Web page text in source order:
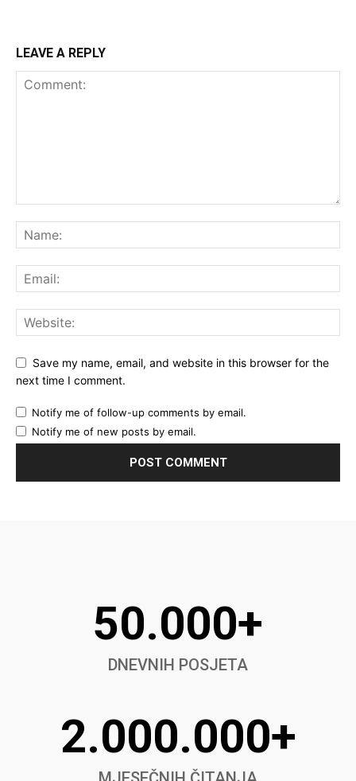
LEAVE A REPLY
Save my name, email, and website in this browser for the
next time I comment.
Notify me of follow-up comments by email.
Notify me of new posts by email.
50.000+
DNEVNIH POSJETA
2.000.000+